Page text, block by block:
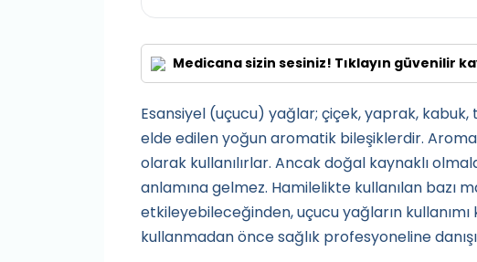
Medicana sizin sesiniz! Tıklayın güvenilir
Esansiyel (uçucu) yağlar; çiçek, yaprak, kabuk,
elde edilen yoğun aromatik bileşiklerdir.
olarak kullanılırlar. Ancak doğal kaynaklı
anlamına gelmez. Hamilelikte kullanılan bazı
etkileyebileceğinden, uçucu yağların
kullanmadan önce sağlık profesyoneline